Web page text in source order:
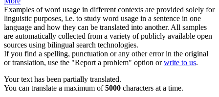
Examples of word usage in different contexts are provided solely for
linguistic purposes, i.e. to study word usage in a sentence in one
language and how they can be translated into another. All samples
are automatically collected from a variety of publicly available open
sources using bilingual search technologies.
If you find a spelling, punctuation or any other error in the original
or translation, use the "Report a problem" option orwrite to us.
Your text has been partially translated.
You can translate a maximum of5000 characters at a time.